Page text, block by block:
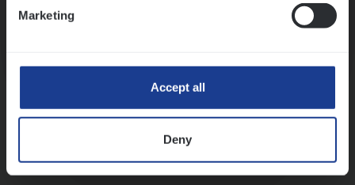
Marketing
Accept all
Deny